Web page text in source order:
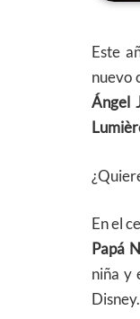
Este
nuevo
Ángel
En el
Papá
niña y
Disney.